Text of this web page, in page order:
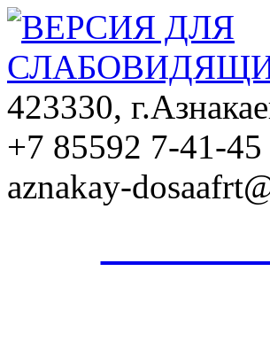
423330,
+7 85592 7-41-45
aznakay-